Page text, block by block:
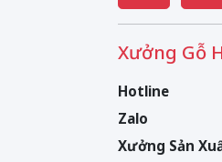
Xưởng Gỗ
Hotline
Zalo
Xưởng Sản